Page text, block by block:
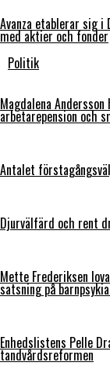
Avanza etablerar sig
med aktier och fonder
Politik
Magdalena
arbetarepension och
Antalet
Djurvälfärd och rent
Mette Frederiksen
satsning på
Enhedslistens Pelle
tandvårdsreformen